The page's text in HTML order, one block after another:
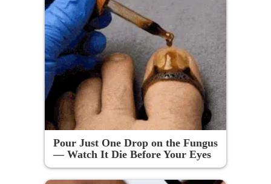
Pour Just One Drop on the Fungus
— Watch It Die Before Your Eyes